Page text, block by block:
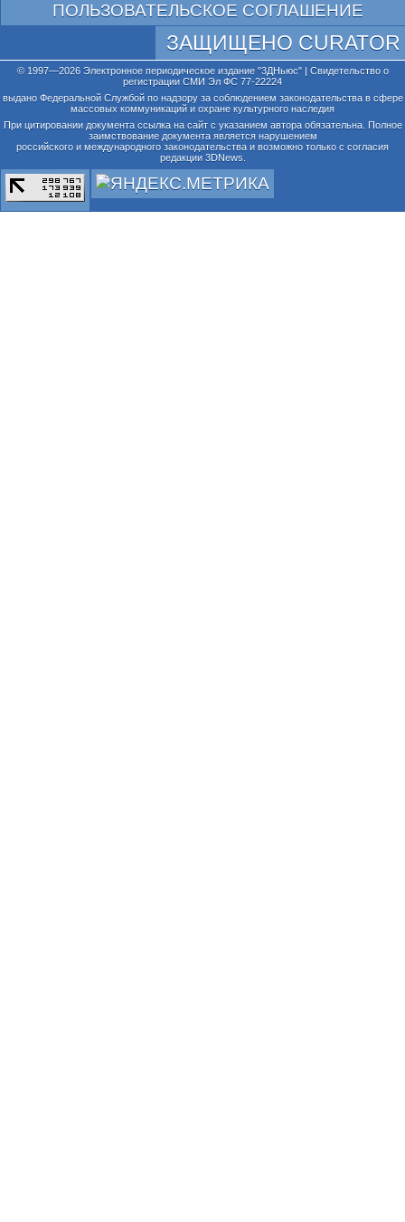
ПОЛЬЗОВАТЕЛЬСКОЕ СОГЛАШЕНИЕ
ЗАЩИЩЕНО CURATOR
© 1997—2026 Электронное периодическое издание "3ДНьюс" | Свидетельство о
регистрации СМИ Эл ФС 77-22224
выдано Федеральной Службой по надзору за соблюдением законодательства в сфере
массовых коммуникаций и охране культурного наследия
При цитировании документа ссылка на сайт с указанием автора обязательна. Полное
заимствование документа является нарушением
российского и международного законодательства и возможно только с согласия
редакции 3DNews.